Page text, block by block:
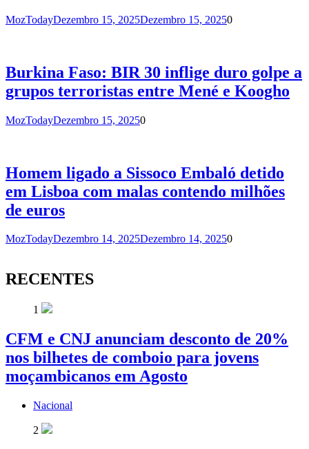
MozTodayDezembro 15, 2025Dezembro 15, 20250
Burkina Faso: BIR 30 inflige duro golpe a
grupos terroristas entre Mené e Koogho
MozTodayDezembro 15, 20250
Homem ligado a Sissoco Embaló detido
em Lisboa com malas contendo milhões
de euros
MozTodayDezembro 14, 2025Dezembro 14, 20250
RECENTES
1
CFM e CNJ anunciam desconto de 20%
nos bilhetes de comboio para jovens
moçambicanos em Agosto
Nacional
2